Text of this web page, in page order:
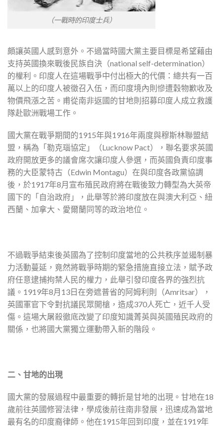
（一戰時的印度士兵）
頗讓英國人感到意外。不過當時國大黨主要目標是希望藉由
支持英國換來戰後民族自決（national self-determination）
的權利。印度人在這場戰爭中付出極大的代價：總共有一百
萬以上的印度人被徵召入伍，而印度境內則慘遭穀物歉收及
物價飛漲之苦。甫從南非返國的甘地則招募印度人成立救護
隊赴歐洲戰場工作。
國大黨在戰爭期間的1915年與1916年兩度與穆斯林聯盟結
盟，稱為「勒克瑙協定」（Lucknow Pact），聯名要求英國
政府開放更多的議會席次讓印度人參選，而英國負責印度事
務的大臣蒙特古（Edwin Montagu）在與印度各政黨協調
後，於1917年8月宣布殖民政府將在戰後致力轉型為大英帝
國下的「自治政府」，此舉等於將印度放在與澳大利亞、紐
西蘭、加拿大、愛爾蘭同等的政治地位。
不過戰爭結束後英國為了控制印度當地的公共秩序並遏制暴
力活動蔓延，竟然將戰爭時期的緊急措施直接立法，賦予政
府任意逮捕拘禁人民的權力，此舉引發印度各界的強烈抗
議。1919年8月13日在旁遮普省的阿姆利則（Amritsar），
英國軍官下令對抗議民眾開槍，造成370人死亡，近千人受
傷。這場大屠殺徹底改變了印度知識菁英與英國殖民政府的
關係，也將國大黨獨立運動帶入新的階段。
二、甘地的出現
國大黨的發展過程中最重要的轉折是甘地的出現。甘地在18
歲前往英國修習法律，學成後前往南非發展，迅速成為當地
最有名的印度裔律師。他在1915年回到印度，並在1919年